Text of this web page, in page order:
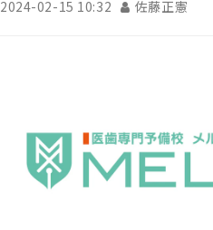
2024-02-15 10:32 佐藤正憲